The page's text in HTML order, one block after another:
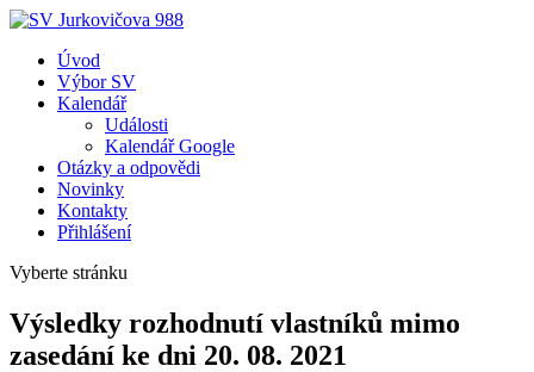
Úvod
Výbor SV
Kalendář
Události
Kalendář Google
Otázky a odpovědi
Novinky
Kontakty
Přihlášení
Vyberte stránku
Výsledky rozhodnutí vlastníků mimo
zasedání ke dni 20. 08. 2021